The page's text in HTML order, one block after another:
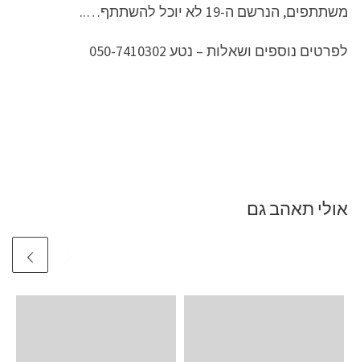
משתתפים, הנרשם ה-19 לא יוכל להשתתף…..
לפרטים נוספים ושאלות – נטע 050-7410302
אולי תאהב גם